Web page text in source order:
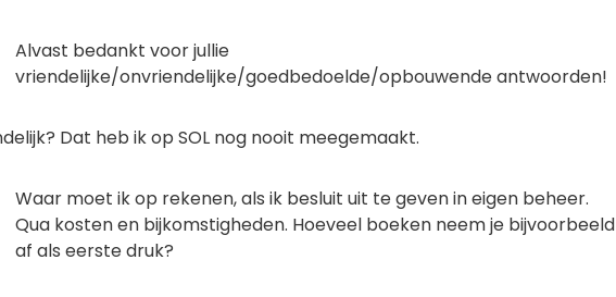
Alvast bedankt voor jullie
vriendelijke/onvriendelijke/goedbedoelde/opbouwende antwoorden!
Dat heb ik op SOL nog nooit meegemaakt.
Waar moet ik op rekenen, als ik besluit uit te geven in eigen beheer.
Qua kosten en bijkomstigheden. Hoeveel boeken neem je bijvoorbeeld
af als eerste druk?